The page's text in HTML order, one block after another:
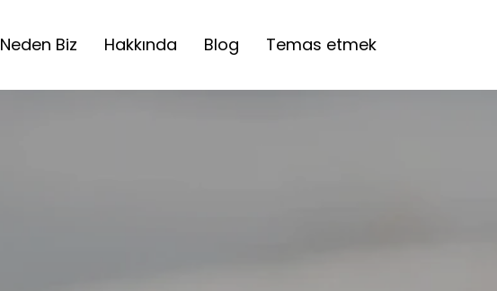
Neden Biz Hakkında Blog Temas etmek